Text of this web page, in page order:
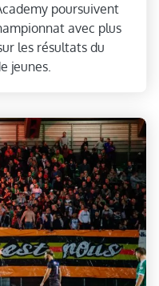
poursuivent
avec plus
les résultats du
jeunes.